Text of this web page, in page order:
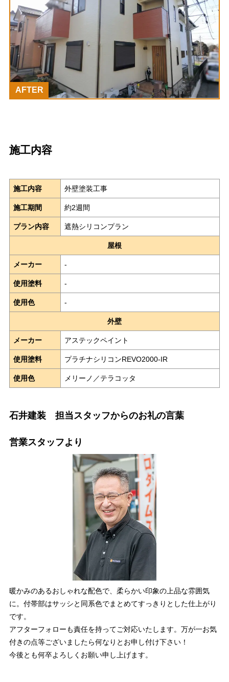
AFTER
施工内容
施工内容 外壁塗装工事
施工期間 約2週間
プラン内容 遮熱シリコンプラン
屋根
メーカー -
使用塗料 -
使用色 -
外壁
メーカー アステックペイント
使用塗料 プラチナシリコンREVO2000-IR
使用色 メリーノ／テラコッタ
石井建装 担当スタッフからのお礼の言葉
営業スタッフより
暖かみのあるおしゃれな配色で、柔らかい印象の上品な雰囲気
に。付帯部はサッシと同系色でまとめてすっきりとした仕上がり
です。
アフターフォローも責任を持ってご対応いたします。万が一お気
付きの点等ございましたら何なりとお申し付け下さい！
今後とも何卒よろしくお願い申し上げます。